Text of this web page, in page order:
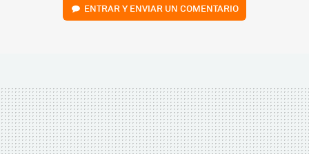
ENTRAR Y ENVIAR UN COMENTARIO